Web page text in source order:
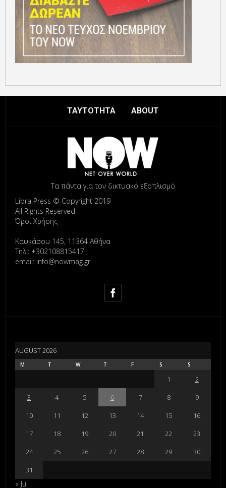
ΤΑΥΤΟΤΗΤΑ ABOUT
Τα πάντα για τον δικτυακό εξοπλισμό
Libra Press © Copyright 2019
All Rights Reserved
Όροι Χρήσης
Καυκάσου 145, 11364 Αθήνα
Τηλ.: +302108815417
email: info@nowmag.gr
AUGUST 2026
M T W T F S S
1
2
3
4 5 6 7 8
9
10
11 12 13 14 15
16
17
18 19 20 21 22
23
24
25 26 27 28 29
30
31
« Jul